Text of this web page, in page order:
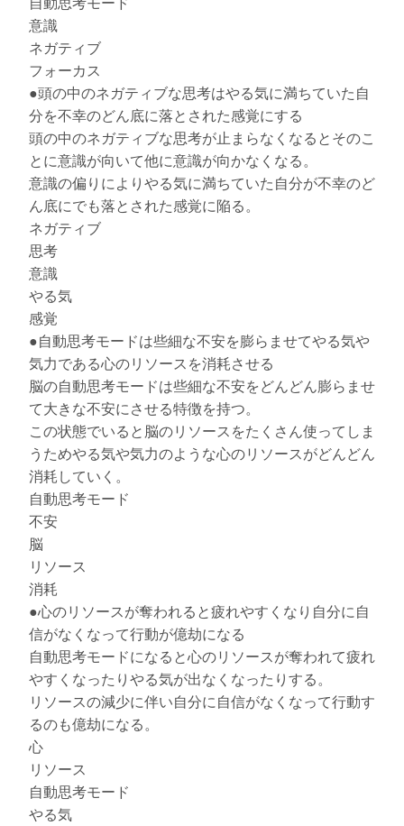
自動思考モード
意識
ネガティブ
フォーカス
●頭の中のネガティブな思考はやる気に満ちていた自
分を不幸のどん底に落とされた感覚にする
頭の中のネガティブな思考が止まらなくなるとそのこ
とに意識が向いて他に意識が向かなくなる。
意識の偏りによりやる気に満ちていた自分が不幸のど
ん底にでも落とされた感覚に陥る。
ネガティブ
思考
意識
やる気
感覚
●自動思考モードは些細な不安を膨らませてやる気や
気力である心のリソースを消耗させる
脳の自動思考モードは些細な不安をどんどん膨らませ
て大きな不安にさせる特徴を持つ。
この状態でいると脳のリソースをたくさん使ってしま
うためやる気や気力のような心のリソースがどんどん
消耗していく。
自動思考モード
不安
脳
リソース
消耗
●心のリソースが奪われると疲れやすくなり自分に自
信がなくなって行動が億劫になる
自動思考モードになると心のリソースが奪われて疲れ
やすくなったりやる気が出なくなったりする。
リソースの減少に伴い自分に自信がなくなって行動す
るのも億劫になる。
心
リソース
自動思考モード
やる気